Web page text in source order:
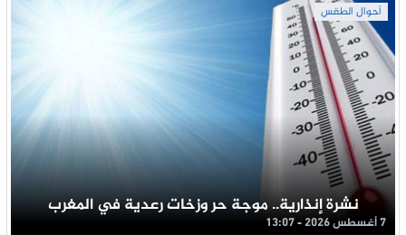
أحوال الطقس
نشرة إنذارية.. موجة حر وزخات رعدية في المغرب
7 أغسطس 2026 - 13:07